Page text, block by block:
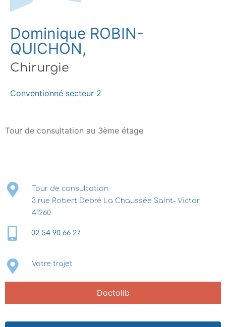
Dominique ROBIN-
QUICHON,
Chirurgie
Conventionné secteur 2
Tour de consultation au 3ème étage
Tour de consultation
3 rue Robert Debré La Chaussée Saint- Victor
41260
02 54 90 66 27
Votre trajet
Doctolib